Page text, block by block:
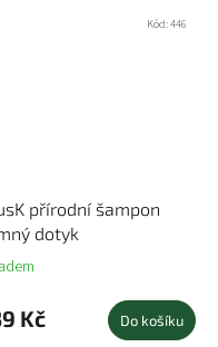
přírodní šampon
dotyk
Kč Do košíku
Kód:446